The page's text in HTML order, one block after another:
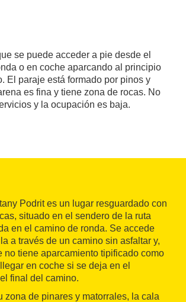
se puede acceder a pie desde el
o en coche aparcando al principio
El paraje está formado por pinos y
es fina y tiene zona de rocas. No
y la ocupación es baja.
Podrit es un lugar resguardado con
situado en el sendero de la ruta
en el camino de ronda. Se accede
a través de un camino sin asfaltar y,
no tiene aparcamiento tipificado como
en coche si se deja en el
final del camino.
zona de pinares y matorrales, la cala